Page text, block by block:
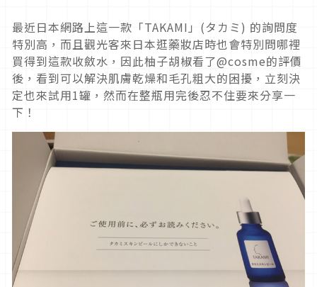
最近日本網路上這一款「TAKAMI」(タカミ) 的詢問度
特別高，而且觀光客來日本逛藥妝店時也會特別問哪裡
買得到這款收斂水，因此柚子胡椒看了@cosme的評價
後，看到可以解決肌膚乾燥和毛孔粗大的困擾，立刻決
定也來試用1罐，然而在整瓶用完後忍不住要來分享一
下！